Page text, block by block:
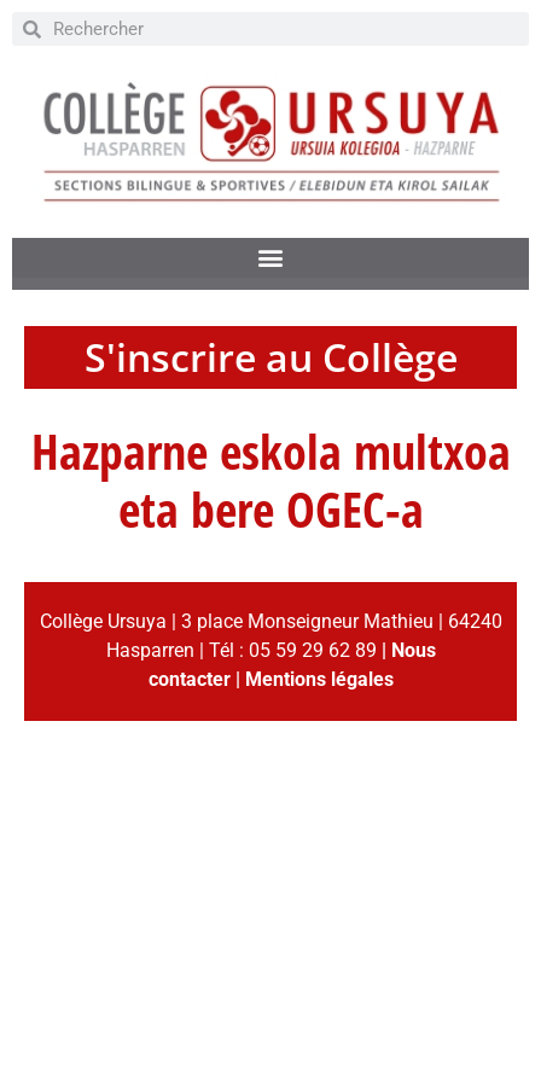
S'inscrire au Collège
Hazparne eskola multxoa
eta bere OGEC-a
Collège Ursuya | 3 place Monseigneur Mathieu | 64240
Hasparren | Tél : 05 59 29 62 89 | Nous
contacter| Mentions légales